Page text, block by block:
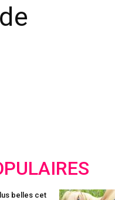
belles cet